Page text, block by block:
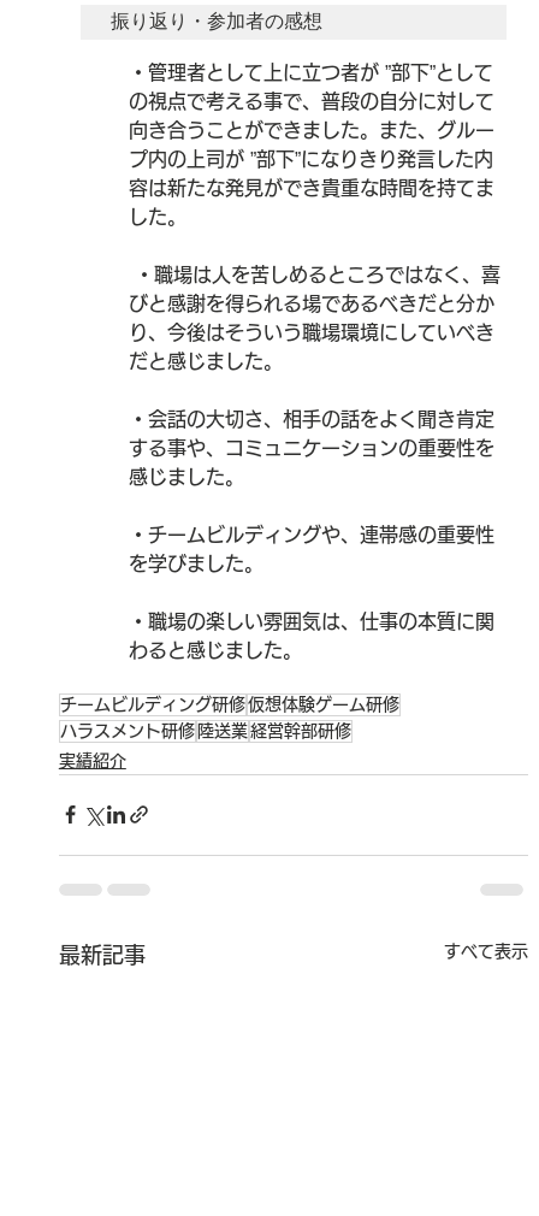
振り返り・参加者の感想
・管理者として上に立つ者が ”部下”として
の視点で考える事で、普段の自分に対して
向き合うことができました。また、グルー
プ内の上司が ”部下”になりきり発言した内
容は新たな発見ができ貴重な時間を持てま
した。
びと感謝を得られる場であるべきだと分か
り、今後はそういう職場環境にしていべき
だと感じました。
・会話の大切さ、相手の話をよく聞き肯定
する事や、コミュニケーションの重要性を
感じました。
・チームビルディングや、連帯感の重要性
を学びました。
・職場の楽しい雰囲気は、仕事の本質に関
わると感じました。
チームビルディング研修仮想体験ゲーム研修
ハラスメント研修 陸送業経営幹部研修
実績紹介
最新記事 すべて表示